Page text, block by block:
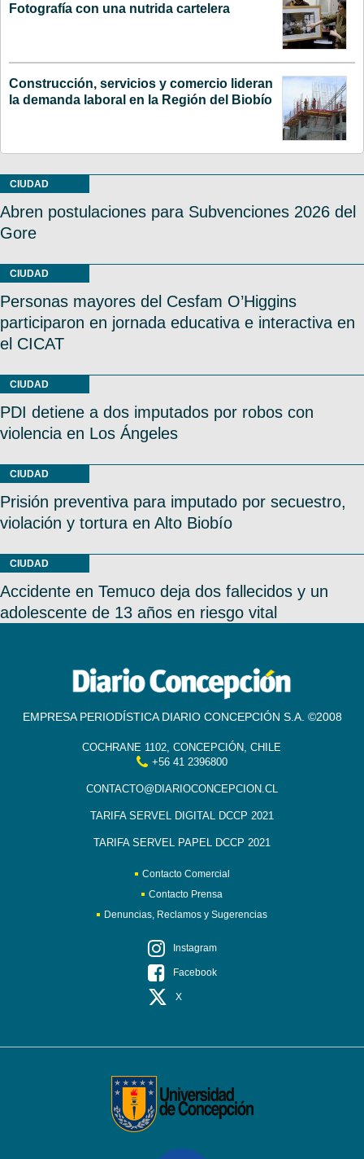
Fotografía con una nutrida cartelera
Construcción, servicios y comercio lideran
la demanda laboral en la Región del Biobío
CIUDAD
Abren postulaciones para Subvenciones 2026 del
Gore
CIUDAD
Personas mayores del Cesfam O’Higgins
participaron en jornada educativa e interactiva en
el CICAT
CIUDAD
PDI detiene a dos imputados por robos con
violencia en Los Ángeles
CIUDAD
Prisión preventiva para imputado por secuestro,
violación y tortura en Alto Biobío
CIUDAD
Accidente en Temuco deja dos fallecidos y un
adolescente de 13 años en riesgo vital
EMPRESA PERIODÍSTICA DIARIO CONCEPCIÓN S.A. ©2008
COCHRANE 1102, CONCEPCIÓN, CHILE
+56 41 2396800
CONTACTO@DIARIOCONCEPCION.CL
TARIFA SERVEL DIGITAL DCCP 2021
TARIFA SERVEL PAPEL DCCP 2021
Contacto Comercial
Contacto Prensa
Denuncias, Reclamos y Sugerencias
Instagram
Facebook
X